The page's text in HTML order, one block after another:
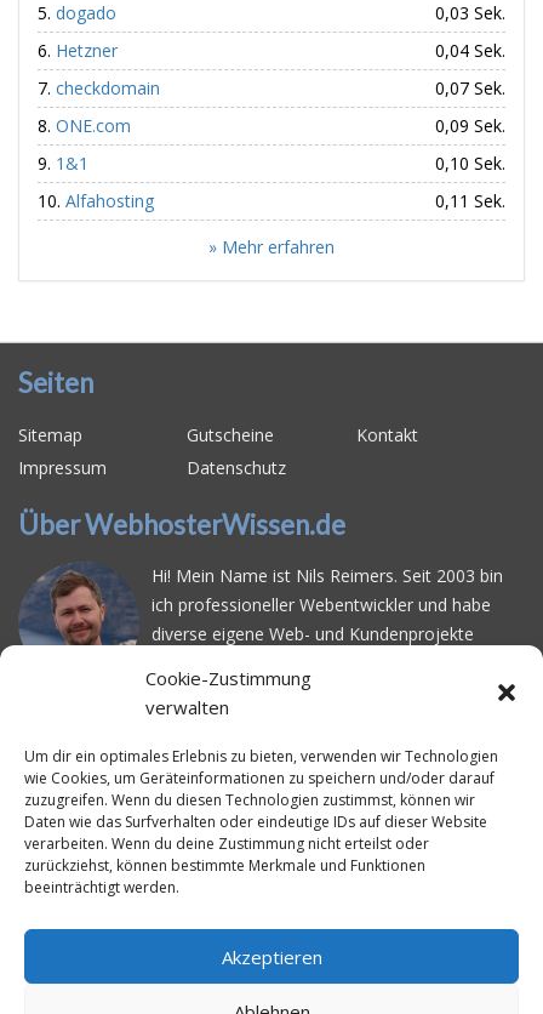
Cookie-Zustimmung
verwalten
Um dir ein optimales Erlebnis zu bieten, verwenden wir Technologien
wie Cookies, um Geräteinformationen zu speichern und/oder darauf
zuzugreifen. Wenn du diesen Technologien zustimmst, können wir
Daten wie das Surfverhalten oder eindeutige IDs auf dieser Website
verarbeiten. Wenn du deine Zustimmung nicht erteilst oder
zurückziehst, können bestimmte Merkmale und Funktionen
beeinträchtigt werden.
Akzeptieren
dogado
0,03 Sek.
Hetzner
0,04 Sek.
checkdomain
0,07 Sek.
ONE.com
0,09 Sek.
1&1
0,10 Sek.
Alfahosting
0,11 Sek.
» Mehr erfahren
Seiten
Sitemap Gutscheine
Kontakt
Impressum
Datenschutz
Über WebhosterWissen.de
Hi! Mein Name ist Nils Reimers. Seit 2003 bin
ich professioneller Webentwickler und habe
diverse eigene Web- und Kundenprojekte
schwierig ist gutes Webhosting zu finden: Bei
vielen Anbietern ärgert man sich über
Serverausfälleoder überlangsame
Ladezeiten. Deswegen habe ich im Mai 2016
angefangen, die bekanntesten Webhoster
systematisch zu testen und deren
Erreichbarkeit und Ladezeit für eine typische
Website basierend auf dem beliebten CMS-
System WordPress zu protokollieren. Auf
WebhosterWissen.de werte ich diese
Messungen kontinuierlich aus und gebe euch